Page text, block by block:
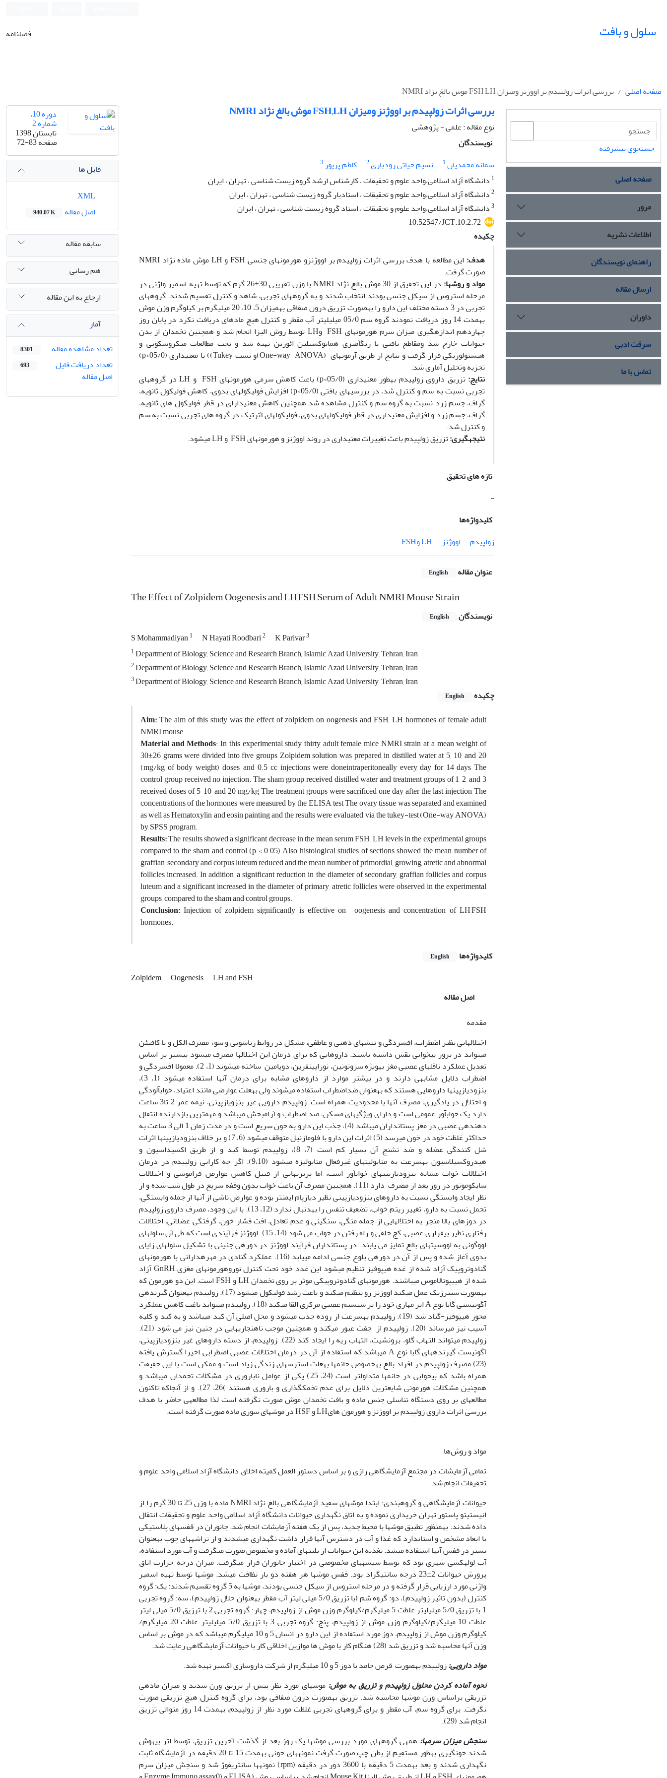
سلول و بافت فصلنامه
صفحه اصلی بررسی اثرات زولپیدم بر اووژنز ومیزان FSH,LH موش بالغ نژاد NMRI
بررسی اثرات زولپیدم بر اووژنز ومیزان FSH,LH موش بالغ نژاد NMRI
نوع مقاله : علمی - پژوهشی
نویسندگان
سمانه محمدیان1 نسیم حیاتی رودباری2 کاظم پریور3
1 دانشگاه آزاد اسلامی،واحد علوم و تحقیقات ، کارشناس ارشد گروه زیست شناسی ، تهران ، ایران
2دانشگاه آزاد اسلامی،واحد علوم و تحقیقات ، استادیار گروه زیست شناسی ، تهران ، ایران
3دانشگاه آزاد اسلامی،واحد علوم و تحقیقات ، استاد گروه زیست شناسی ، تهران ، ایران
10.52547/JCT.10.2.72
چکیده
هدف:
این مطالعه با هدف بررسی اثرات زولپیدم بر اووژنزو هورمون‏های جنسی FSH و LH موش ماده نژاد NMRI
صورت گرفت.
مواد و روش‏ها:
در این تحقیق از 30 موش بالغ نژاد NMRI با وزن تقریبی 30±26 گرم که توسط تهیه اسمیر واژنی در
مرحله استروس از سیکل جنسی بودند انتخاب شدند و به گروه‏های تجربی، شاهد و کنترل تقسیم شدند. گروه‏های
تجربی در 3 دسته مختلف این دارو را به‏صورت تزریق درون صفاقی به‏میزان 5، 10، 20 میلی‏گرم بر کیلوگرم وزن موش
به‏مدت 14 روز دریافت نمودند گروه سم 05/0 میلی‏لیتر آب مقطر و کنترل هیچ ماده‏ای دریافت نکرد در پایان روز
چهاردهم اندازه‏گیری میزان سرم هورمون‏های FSH وLH توسط روش الیزا انجام شد و همچنین تخمدان از بدن
حیوانات خارج شد ومقاطع بافتی با رنگ‏آمیزی هماتوکسیلین ائوزین تهیه شد و تحت مطالعات میکروسکوپی و
هیستولوژیکی قرار گرفت و نتایج از طریق آزمون‏های (One-way ANOVA)و تست Tukey)) با معنی‏داری (05/0>p)
تجزیه وتحلیل آماری شد.
نتایج:
تزریق داروی زولپیدم به‏طور معنی‏داری (05/0>p) باعث کاهش سرمی هورمون‏های FSH و LH در گروه‏های
تجربی نسبت به سم و کنترل شد، در بررسی‏های بافتی (05/0>p) افزایش فولیکول‏های بدوی، کاهش فولیکول ثانویه،
گراف، جسم زرد نسبت به گروه سم و کنترل مشاهده شد همچنین کاهش معنی‏دارای در قطر فولیکول های ثانویه،
گراف، جسم زرد و افزایش معنی‏داری در قطر فولیکول‏های بدوی، فولیکول‏های آترتیک در گروه های تجربی نسبت به سم
و کنترل شد.
نتیجه‏گیری:تزریق زولپیدم باعث تغییرات معنی‏داری در روند اووژنز و هورمون‏های FSH و LH می‏شود.
تازه های تحقیق
-
کلیدواژه‌ها
زولپیدم
اووژنز LH وFSH
عنوان مقاله English
The Effect of Zolpidem Oogenesis and LH,FSH Serum of Adult NMRI Mouse Strain
نویسندگان English
S Mohammadiyan1 N Hayati Roodbari2 K Parivar3
1Department of Biology, Science and Research Branch, Islamic Azad University, Tehran, Iran
2Department of Biology, Science and Research Branch, Islamic Azad University, Tehran, Iran
3Department of Biology, Science and Research Branch, Islamic Azad University, Tehran, Iran
چکیده
English
Aim:The aim of this study was the effect of zolpidem on oogenesis and FSH, LH hormones of female adult
NMRI mouse.
Material and Methods: In this experimental study thirty adult female mice NMRI strain at a mean weight of
30±26 grams were divided into five groups Zolpidem solution was prepared in distilled water at 5, 10, and 20
(mg/kg of body weight) doses, and 0.5 cc injections were doneintraperitoneally every day for 14 days The
control group received no injection. The sham group received distilled water and treatment groups of 1, 2, and 3
received doses of 5, 10, and 20 mg/kg The treatment groups were sacrificed one day after the last injection The
concentrations of the hormones were measured by the ELISA test The ovary tissue was separated and examined
as well as Hematoxylin and eosin painting and the results were evaluated via the tukey-test,(One-way ANOVA)
by SPSS program.
Results:The results showed a significant decrease in the mean serum FSH, LH levels in the experimental groups
compared to the sham and control (p < 0.05) Also histological studies of sections showed the mean number of
graffian, secondary and corpus luteum reduced and the mean number of primordial, growing, atretic and abnormal
follicles increased. In addition, a significant reduction in the diameter of secondary, graffian follicles and corpus
luteum and a significant increased in the diameter of primary, atretic follicles were observed in the experimental
groups, compared to the sham and control groups.
Conclusion:Injection of zolpidem significantly is effective on , oogenesis and concentration of LH,FSH
hormones.
کلیدواژه‌ها English
Zolpidem Oogenesis
LH and FSH
اصل مقاله
مقدمه
اختلال‏هایی نظیر اضطراب، افسردگی و تنش­های ذهنی و عاطفی، مشکل در روابط زناشویی و سوء مصرف الکل و یا کافیئن
می­تواند در بروز بی­خوابی نقش داشته باشند. داروهایی که برای درمان این اختلال‏ها مصرف می‏شود بیشتر بر اساس
تعدیل عملکرد ناقل­های عصبی مغز به‏ویژه سروتونین، نوراپی­نفرین، دوپامین ساخته می­شوند (1، 2). معمولا افسردگی و
اضطراب دلایل مشابهی دارند و در بیش‏تر موارد از داروهای مشابه برای درمان آن­ها استفاده می­شود (1، 3)،
بنزودیازپین­ها داروهایی هستند که به‏عنوان ضداضطراب استفاده می­شوند ولی به‏علت عوارضی مانند اعتیاد، خواب‏آلودگی
و اختلال در یادگیری، مصرف آن­ها با محدودیت همراه است. زولپیدم دارویی غیر بنزویازپینی، نیمه عمر 2 تا3 ساعت
دارد یک خواب‏آور عمومی است و دارای ویژگی­های مسکن، ضد اضطراب و آرام­بخش می­باشد و مهم‏ترین بازدارنده انتقال
دهنده­ی عصبی در مغز پستانداران می‏باشد (4)، جذب این دارو به خون سریع است و در مدت زمان 1 الی 3 ساعت به
حداکثر غلظت خود در خون می‏رسد (5) اثرات این دارو با فلومازنیل متوقف می­شود (6، 7) و بر خلاف بنزودیازپین­ها اثرات
شل کنندگی عضله و ضد تشنج آن بسیار کم است (7، 8)، زولپیدم توسط کبد و از طریق اکسیداسیون و
هیدروکسیلاسیون به‏سرعت به متابولیت‏های غیرفعال متابولیزه می­شود (9،10). اگر چه کارایی زولپیدم در درمان
اختلالات خواب مشابه بنزودیازپین­های خواب­آور است، اما برتری­هایی از قبیل کاهش عوارض فراموشی و اختلالات
سایکوموتور در روز بعد از مصرف دارد (11). همچنین مصرف آن باعث خواب بدون وقفه سریع در طول شب شده و از
نظر ایجاد وابستگی نسبت به داروهای بنزودیازپینی نظیر دیازپام ایمن­تر بوده و عوارض ناشی از آن­ها از جمله وابستگی،
تحمل نسبت به دارو، تغییر ریتم خواب، تضعیف تنفس را به‏دنبال ندارد (12، 13). با این وجود، مصرف داروی زولپیدم
در دوزهای بالا منجر به اختلال‏هایی از جمله منگی، سنگینی و عدم تعادل، افت فشار خون، گرفتگی عضلانی، اختلالات
رفتاری نظیر بی­قراری عصبی، کج خلقی و راه رفتن در خواب می ­شود (14، 15). اووژنز فرآیندی است که طی آن سلول‏های
اووگونی به اووسیت‏های بالغ تمایز می یابند. در پستانداران فرآیند اووژنز در دوره‏ی جنینی با تشکیل سلول‏های زایای
بدوی آغاز شده و پس از آن در دوره‏ی بلوغ جنسی ادامه می‏یابد (16). عملکرد گنادی در مهره‏دارانی با هورمون­های
گنادوتروپیک آزاد شده از غده هیپوفیز تنظیم می­شود این غدد خود تحت کنترل نوروهورمون­های مغزی GnRH آزاد
شده از هییپوتالاموس می­باشند. هورمون­های گنادوتروپیکی موثر بر روی تخمدان LH و FSH است. این دو هورمون که
به‏صورت سینرژیک عمل می­کند اووژنز رو تنظیم می­کند و باعث رشد فولیکول می‏شود (17). زولپیدم به‏عنوان گیرنده‏ی
آگونیستی گابا نوع A اثر مهاری خود را بر سیستم عصبی مرکزی القا می‏کند (18). زولپیدم می‏تواند باغث کاهش عملکرد
محور هیپوفیز-گناد شد (19). زولپیدم به‏سرعت از روده جذب می‏شود و محل اصلی آن کبد می‏باشد و به کبد و کلیه
آسیب نیز می‏رساند (20). زولپیدم از جفت عبور می‏کند و همچنین موجب ناهنجاری‏هایی در جنین نیز می شود (21).
زولپیدم می‏تواند التهاب گلو، برونشیت، التهاب ریه را ایجاد کند (22). زولپیدم، از دسته داروهای غیر بنزودیازپینی،
آگونیست گیرنده­های گابا نوع A می­باشد که استفاده از آن در درمان اختلالات عصبی اضطرابی اخیرا گسترش یافته
(23) مصرف زولپیدم در افراد بالغ به‏خصوص خانم‏ها به‏علت استرسهای زندگی زیاد است و ممکن است با این حقیقت
همراه باشد که بی‏خوابی در خانم‏ها متداول‏تر است (24، 25) یکی از عوامل ناباروری در مشکلات تخمدان می‏باشد و
همچنین مشکلات هورمونی شایع‏ترین دلایل برای عدم تخمک‏گذاری و باروری هستند )26، 27). و از آن‏جاکه تاکنون
مطالعه‏ای بر روی دستگاه تناسلی جنس ماده و بافت تخمدان موش صورت نگرفته است لذا مطالعه­ی حاضر با هدف
بررسی اثرات داروی زولپیدم بر اووژنز و هورمون هایLH و HSF در موش­های سوری ماده صورت گرفته است.
مواد و روش‌ها
تمامی آزمایشات در مجتمع آزمایشگاهی رازی و بر اساس دستور العمل کمیته اخلاق دانشگاه آزاد اسلامی واحد علوم و
تحقیقات انجام شد.
حیوانات آزمایشگاهی و گروه‏بندی: ابتدا موش‏های سفید آزمایشگاهی بالغ نژاد NMRI ماده با وزن 25 تا 30 گرم را از
انیستیتو پاستور تهران خریداری نموده و به اتاق نگه‏داری حیوانات دانشگاه آزاد اسلامی واحد علوم و تحقیقات انتقال
داده شدند. به‏منظور تطبیق موش‏ها با محیط جدید، پس از یک هفته آزمایشات انجام شد. جانوران در قفس‏های پلاستیکی
با ابعاد مشخص و استاندارد که غذا و آب در دسترس آن‏ها قرار داشت نگه‏داری می­شدند و از تراشه­های چوب به‏عنوان
بستر در قفس آن‏ها استفاده می­شد. تغذیه این حیوانات از پلیت‏های آماده و مخصوص صورت می­گرفت و آب مورد استفاده،
آب لوله­کشی شهری بود که توسط شیشه­های مخصوصی در اختیار جانوران قرار می­گرفت. میزان درجه حرارت اتاق
پرورش حیوانات 2±23 درجه سانتی‏گراد بود. قفس موش­ها هر هفته دو بار نظافت می­شد. موش‏ها توسط تهیه اسمیر
واژنی مورد ارزیابی قرار گرفته و در مرحله استروس از سیکل جنسی بودند، موش­ها به 5 گروه تقسیم شدند: یک: گروه
کنترل (بدون تاثیر زولپیدم)، دو: گروه شم (با تزریق 5/0 میلی لیتر آب مقطر به‏عنوان حلال زولپیدم)، سه: گروه تجربی
1 با تزریق 5/0 میلی‏لیتر غلظت 5 میلی‏گرم/کیلوگرم وزن موش از زولپیدم، چهار: گروه تجربی 2 با ترزیق 5/0 میلی لیتر
غلظت 10 میلی‏گرم/کیلوگرم وزن موش از زولپیدم، پنج: گروه تجربی 3 با تزریق 5/0 میلی‏لیتر غلظت 20 میلی‏گرم/
کیلوگرم وزن موش از زولپیدم، دوز مورد استفاده از این دارو در انسان 5 و 10 میلی‏گرم می‏باشد که در موش بر اساس
وزن آن‏ها محاسبه شد و تزریق شد (28) هنگام کار با موش ها موازین اخلاقی کار با حیوانات آزمایشگاهی رعایت شد.
مواد دارویی:زولپیدم به‏صورت قرص جامد با دوز 5 و 10 میلی‏گرم از شرکت داروسازی اکسیر تهیه شد.
نحوه آماده کردن محلول زولپیدم و تزریق به موش: موش‏های مورد نظر پیش از تزریق وزن شدند و میزان ماده­ی
تزریقی براساس وزن موش­ها محاسبه شد. تزریق به‏صورت درون صفاقی بود، برای گروه کنترل هیچ تزریقی صورت
نگرفت. برای گروه سم، آب مقطر و برای گروه­های تجربی غلظت مورد نظر از زولپیدم، به‏مدت 14 روز متوالی تزریق
انجام شد (29).
سنجش میزان سرم‏ها: همه‏ی گروه‏های مورد بررسی موش‏ها یک روز بعد از گذشت آخرین تزریق، توسط اتر بیهوش
شدند خون‏گیری به‏طور مستقیم از بطن چپ صورت گرفت نمونه‏های خونی به‏مدت 15 تا 20 دقیقه در آزمایشگاه ثابت
نگه‏داری شدند و بعد به‏مدت 5 دقیقه با 3600 دور در دقیقه (rpm) نمونه‏ها سانتریفوژ شد و سنجش میزان سرم
دوره 10،
شماره 2
تابستان 1398
صفحه72-83
فایل ها
اصل مقاله
940.07 K
سابقه مقاله
هم رسانی
ارجاع به این مقاله
آمار
تعداد مشاهده مقاله
8,301
تعداد دریافت فایل
اصل مقاله
693
جستجوی پیشرفته
صفحه اصلی
مرور
اطلاعات نشریه
راهنمای نویسندگان
ارسال مقاله
داوران
سرقت ادبی
تماس با ما